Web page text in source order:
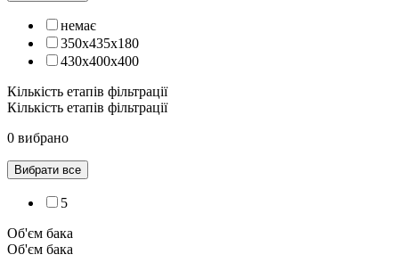
немає
350х435х180
430х400х400
Кількість етапів фільтрації
Кількість етапів фільтрації
0 вибрано
Вибрати все
5
Об'єм бака
Об'єм бака